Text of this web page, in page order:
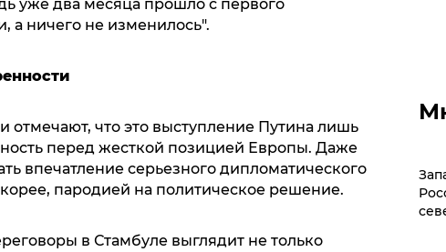
уже два месяца прошло с первого
ничего не изменилось".
что это выступление Путина лишь
перед жесткой позицией Европы. Даже
впечатление серьезного дипломатического
пародией на политическое решение.
в Стамбуле выглядит не только